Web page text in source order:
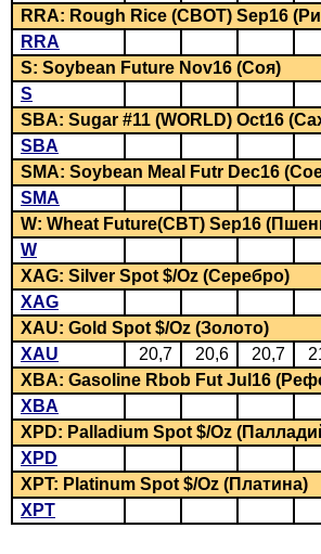
RRA: Rough Rice (CBOT) Sep16
RRA
S: Soybean Future Nov16 (Соя)
S
SBA: Sugar #11 (WORLD) Oct16
SBA
SMA: Soybean Meal Futr Dec16
SMA
W: Wheat Future(CBT) Sep16
W
XAG: Silver Spot $/Oz (Серебро)
XAG
XAU: Gold Spot $/Oz (Золото)
XAU
20,7 20,6 20,7
XBA: Gasoline Rbob Fut Jul16
XBA
XPD: Palladium Spot $/Oz
XPD
XPT: Platinum Spot $/Oz (Платина)
XPT